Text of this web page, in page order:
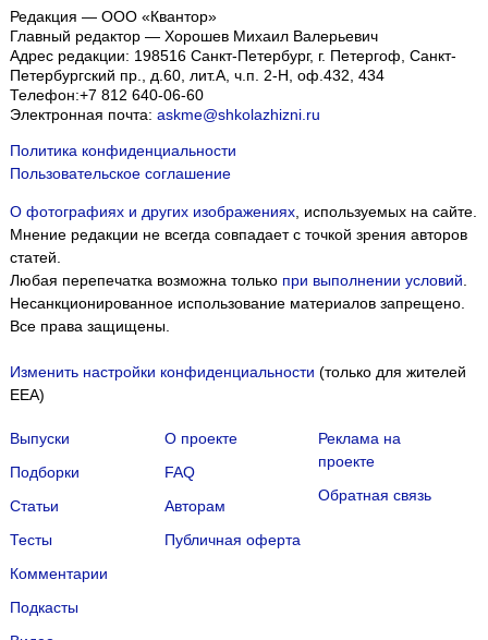
Редакция — ООО «Квантор»
Главный редактор — Хорошев Михаил Валерьевич
Адрес редакции: 198516 Санкт-Петербург, г. Петергоф, Санкт-
Петербургский пр., д.60, лит.А, ч.п. 2-Н, оф.432, 434
Телефон:+7 812 640-06-60
Электронная почта: askme@shkolazhizni.ru
Политика конфиденциальности
Пользовательское соглашение
О фотографиях и других изображениях, используемых на сайте.
Мнение редакции не всегда совпадает с точкой зрения авторов
статей.
Любая перепечатка возможна только при выполнении условий.
Несанкционированное использование материалов запрещено.
Все права защищены.
Изменить настройки конфиденциальности (только для жителей
EEA)
Выпуски
Подборки
Статьи
Тесты
Комментарии
Подкасты
О проекте
FAQ
Авторам
Публичная оферта
Реклама на
проекте
Обратная связь